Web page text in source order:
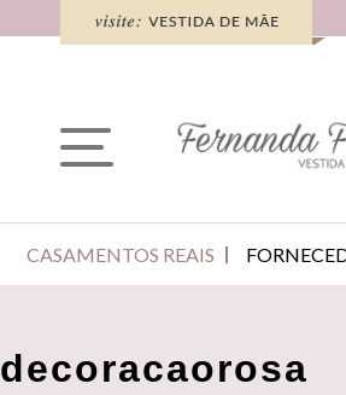
CASAMENTOS REAIS
decoracaorosa